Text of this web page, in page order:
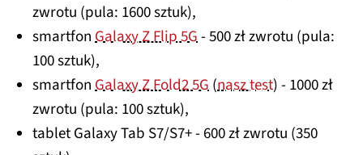
zwrotu (pula: 1600 sztuk),
smartfonGalaxy Z Flip 5G- 500 zł zwrotu (pula:
100 sztuk),
smartfonGalaxy Z Fold2 5G(nasz test) - 1000 zł
zwrotu (pula: 100 sztuk),
tablet Galaxy Tab S7/S7+ - 600 zł zwrotu (350